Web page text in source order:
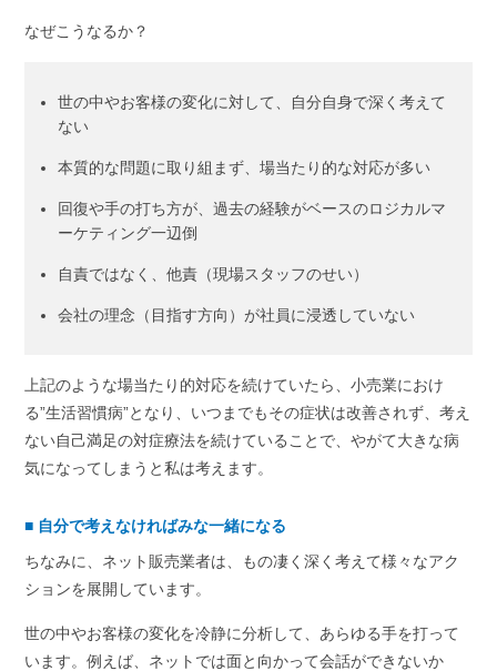
なぜこうなるか？
世の中やお客様の変化に対して、自分自身で深く考えて
ない
本質的な問題に取り組まず、場当たり的な対応が多い
回復や手の打ち方が、過去の経験がベースのロジカルマ
ーケティング一辺倒
自責ではなく、他責（現場スタッフのせい）
会社の理念（目指す方向）が社員に浸透していない
上記のような場当たり的対応を続けていたら、小売業におけ
る”生活習慣病”となり、いつまでもその症状は改善されず、考え
ない自己満足の対症療法を続けていることで、やがて大きな病
気になってしまうと私は考えます。
■ 自分で考えなければみな一緒になる
ちなみに、ネット販売業者は、もの凄く深く考えて様々なアク
ションを展開しています。
世の中やお客様の変化を冷静に分析して、あらゆる手を打って
います。例えば、ネットでは面と向かって会話ができないか